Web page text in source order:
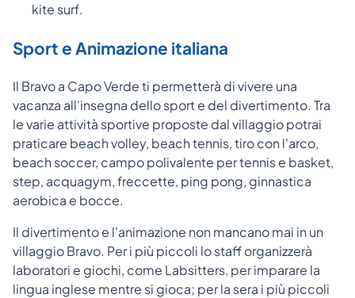
kite surf.
Sport e Animazione italiana
Il Bravo a Capo Verde ti permetterà di vivere una
vacanza all'insegna dello sport e del divertimento. Tra
le varie attività sportive proposte dal villaggio potrai
praticare beach volley, beach tennis, tiro con l'arco,
beach soccer, campo polivalente per tennis e basket,
step, acquagym, freccette, ping pong, ginnastica
aerobica e bocce.
Il divertimento e l'animazione non mancano mai in un
villaggio Bravo. Per i più piccoli lo staff organizzerà
laboratori e giochi, come Labsitters, per imparare la
lingua inglese mentre si gioca; per la sera i più piccoli